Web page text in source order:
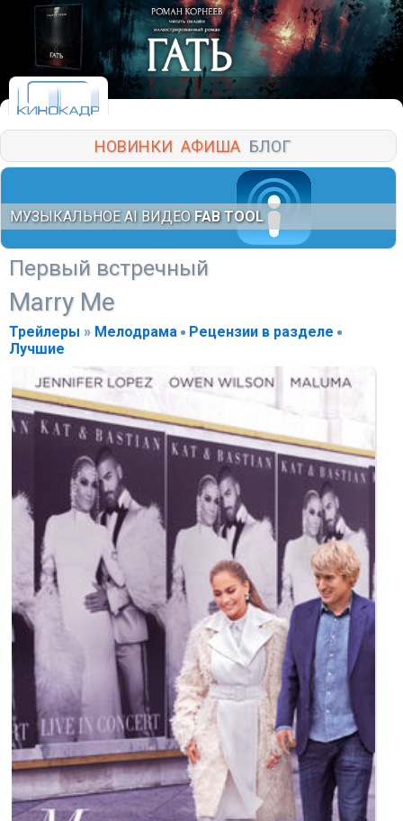
НОВИНКИ АФИША БЛОГ
МУЗЫКАЛЬНОЕ AI ВИДЕО FAB TOOL
Первый встречный
Marry Me
Трейлеры » Мелодрама
Рецензии в разделе
Лучшие